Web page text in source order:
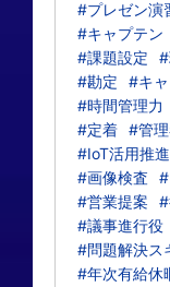
#プレゼン演
#キャプテン
#課題設定
#勘定
#キ
#時間管理力
#定着 #管
#IoT活用推
#画像検査
#営業提案
#議事進行役
#問題解決ス
#年次有給休